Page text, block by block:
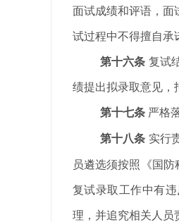
面试成绩和评语，面
试过程中不得擅自承
第十六条 复试
绩提出拟录取意见，
第十七条 严格
第十八条 实行
员遴选须按照《国
复试录取工作中有
理，并追究相关人员